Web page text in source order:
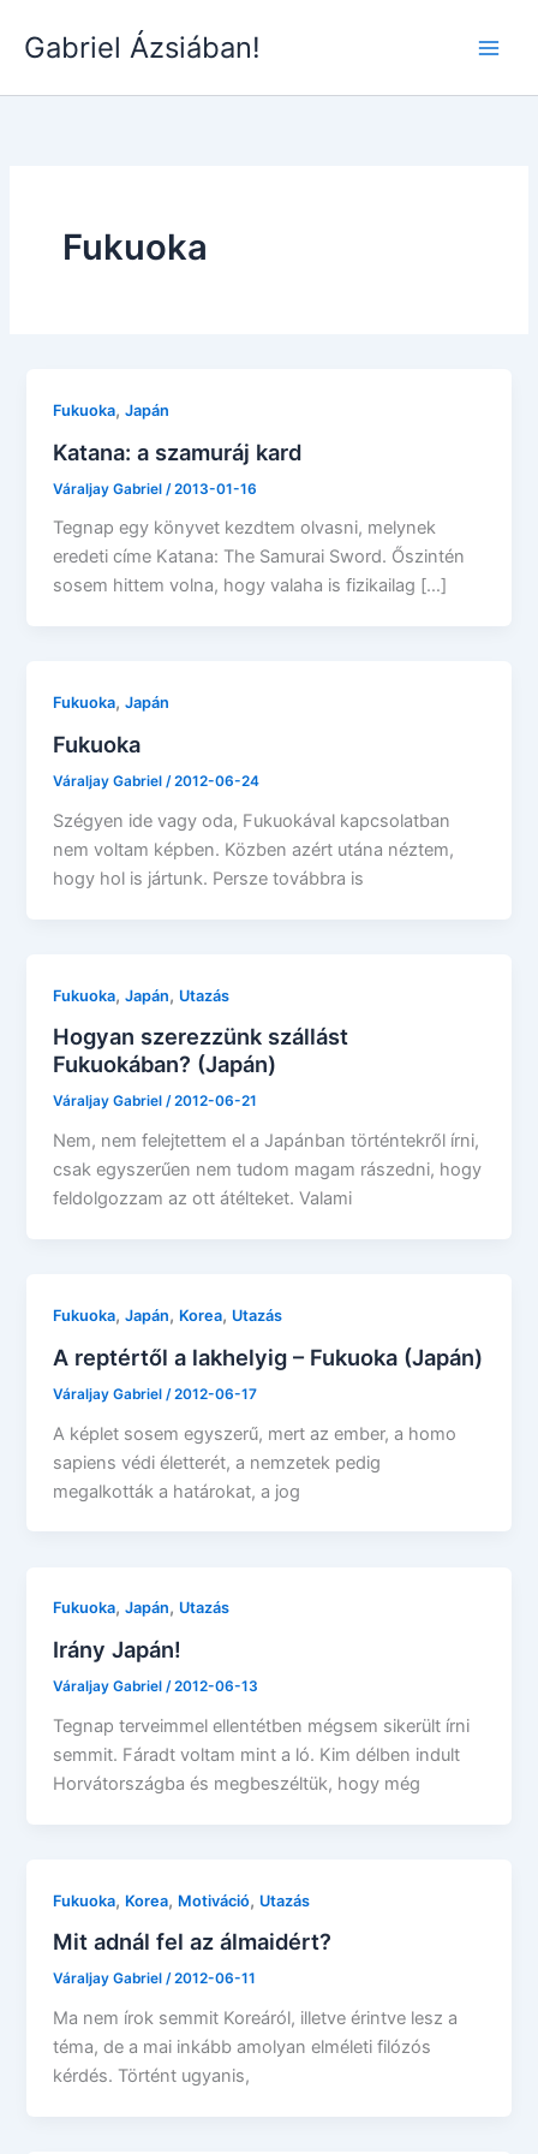
Gabriel Ázsiában!
Fukuoka
Fukuoka,Japán
Katana: a szamuráj kard
Váraljay Gabriel /2013-01-16
Tegnap egy könyvet kezdtem olvasni, melynek
eredeti címe Katana: The Samurai Sword. Őszintén
sosem hittem volna, hogy valaha is fizikailag […]
Fukuoka,Japán
Fukuoka
Váraljay Gabriel/2012-06-24
Szégyen ide vagy oda, Fukuokával kapcsolatban
nem voltam képben. Közben azért utána néztem,
hogy hol is jártunk. Persze továbbra is
Fukuoka,Japán, Utazás
Hogyan szerezzünk szállást
Fukuokában? (Japán)
Váraljay Gabriel/2012-06-21
Nem, nem felejtettem el a Japánban történtekről írni,
csak egyszerűen nem tudom magam rászedni, hogy
feldolgozzam az ott átélteket. Valami
Fukuoka,Japán, Korea, Utazás
A reptértől a lakhelyig – Fukuoka (Japán)
Váraljay Gabriel /2012-06-17
A képlet sosem egyszerű, mert az ember, a homo
sapiens védi életterét, a nemzetek pedig
megalkották a határokat, a jog
Fukuoka,Japán, Utazás
Irány Japán!
Váraljay Gabriel/2012-06-13
Tegnap terveimmel ellentétben mégsem sikerült írni
semmit. Fáradt voltam mint a ló. Kim délben indult
Horvátországba és megbeszéltük, hogy még
Fukuoka, Korea, Motiváció, Utazás
Mit adnál fel az álmaidért?
Váraljay Gabriel/2012-06-11
Ma nem írok semmit Koreáról, illetve érintve lesz a
téma, de a mai inkább amolyan elméleti filózós
kérdés. Történt ugyanis,